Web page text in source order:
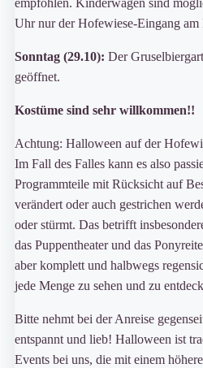
empfohlen. Kinderwagen sind
Uhr nur der Hofewiese-Eingang am
Sonntag (29.10): Der
geöffnet.
Kostüme sind sehr willkommen!!
Achtung: Halloween auf der
Im Fall des Falles kann es also
Programmteile mit Rücksicht auf
verändert oder auch gestrichen
oder stürmt. Das betrifft
das Puppentheater und das
aber komplett und halbwegs
jede Menge zu sehen und zu
Bitte nehmt bei der Anreise
entspannt und lieb! Halloween ist
Events bei uns, die mit einem